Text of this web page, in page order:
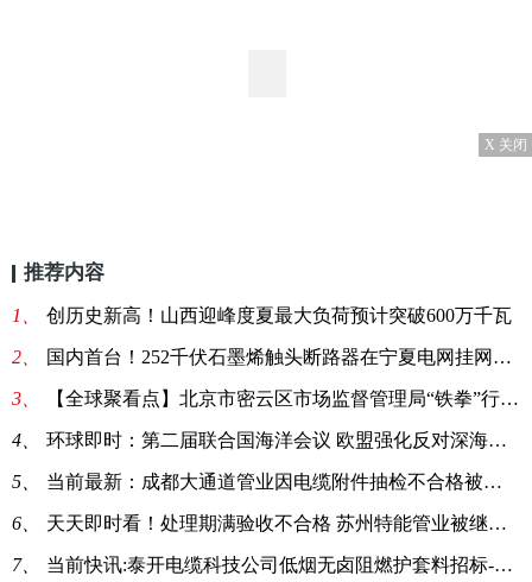
X 关闭
推荐内容
1、 创历史新高！山西迎峰度夏最大负荷预计突破600万千瓦
2、 国内首台！252千伏石墨烯触头断路器在宁夏电网挂网运行
3、 【全球聚看点】北京市密云区市场监督管理局“铁拳”行动严查不合格电线电缆
4、 环球即时：第二届联合国海洋会议 欧盟强化反对深海采矿立场
5、 当前最新：成都大通道管业因电缆附件抽检不合格被列入黑名单1年
6、 天天即时看！处理期满验收不合格 苏州特能管业被继续暂停产品中标资格
7、 当前快讯:泰开电缆科技公司低烟无卤阻燃护套料招标-46175招标公告